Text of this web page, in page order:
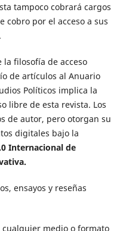
tampoco cobrará cargos
cobro por el acceso a sus
la filosofía de acceso
de artículos al Anuario
Políticos implica la
libre de esta revista. Los
de autor, pero otorgan su
digitales bajo la
Internacional de
ensayos y reseñas
medio o formato